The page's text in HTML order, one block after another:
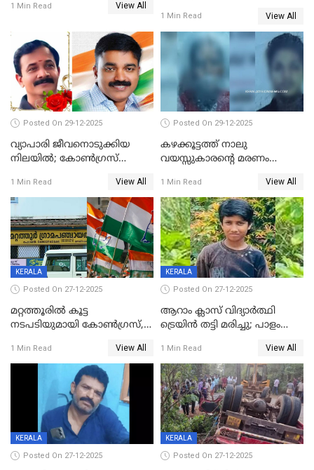
1 Min Read View All
പിഴ
1 Min Read View All
Posted On 29-12-2025
വ്യാപാരി ജീവനൊടുക്കിയ
നിലയില്‍; കോണ്‍ഗ്രസ്
മാനസികപീഡനമെന്ന് കുറിപ്പ്
1 Min Read View All
Posted On 29-12-2025
കഴക്കൂട്ടത്ത് നാലു
വയസ്സുകാരന്റെ മരണം
സുഹൃത്തും പൊലീസ്
കസ്റ്റഡിയിൽ
1 Min Read View All
KERALA
Posted On 27-12-2025
മറ്റത്തൂരിൽ കൂട്ട
നടപടിയുമായി കോണ്‍ഗ്രസ്,
എട്ട് പേര്‍ ഉള്‍പ്പെടെ
പത്തുപേരെ പുറത്താക്കി,
ചൊവ്വന്നൂരിലും നടപടി
1 Min Read View All
KERALA
Posted On 27-12-2025
ആറാം ക്ലാസ് വിദ്യാർത്ഥി
ട്രെയിൻ തട്ടി മരിച്ചു; പാളം
അപകടം മലപ്പുറത്ത്
1 Min Read View All
KERALA
Posted On 27-12-2025
KERALA
Posted On 27-12-2025